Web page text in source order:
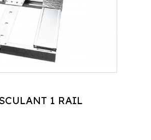
1 RAIL